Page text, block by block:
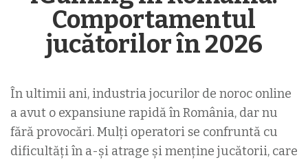
Comportamentul
jucătorilor în 2026
În ultimii ani, industria jocurilor de noroc online
a avut o expansiune rapidă în România, dar nu
fără provocări. Mulți operatori se confruntă cu
dificultăți în a-și atrage și menține jucătorii, care